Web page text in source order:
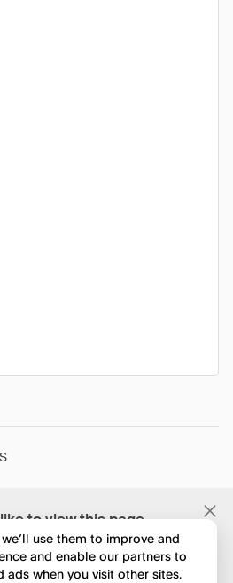
to view this page
in English?
use them to improve and
and enable our partners to
ads when you visit other sites.